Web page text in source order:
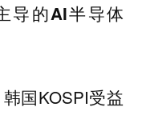
导的AI半导体
国KOSPI受益